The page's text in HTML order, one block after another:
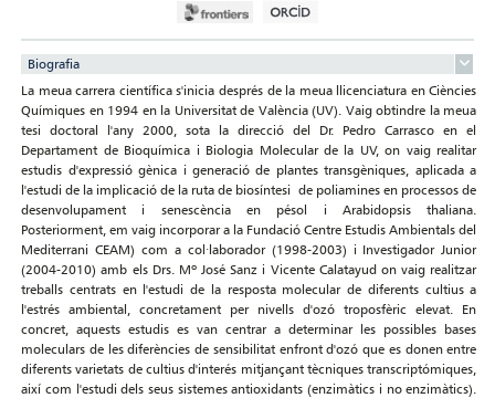
Biografia
La meua carrera científica s'inicia després de la meua llicenciatura en Ciències
Químiques en 1994 en la Universitat de València (UV). Vaig obtindre la meua
tesi doctoral l'any 2000, sota la direcció del Dr. Pedro Carrasco en el
Departament de Bioquímica i Biologia Molecular de la UV, on vaig realitar
estudis d'expressió gènica i generació de plantes transgèniques, aplicada a
l'estudi de la implicació de la ruta de biosíntesi de poliamines en processos de
desenvolupament i senescència en pésol i Arabidopsis thaliana.
Posteriorment, em vaig incorporar a la Fundació Centre Estudis Ambientals del
Mediterrani CEAM) com a col·laborador (1998-2003) i Investigador Junior
(2004-2010) amb els Drs. Mº José Sanz i Vicente Calatayud on vaig realitzar
treballs centrats en l'estudi de la resposta molecular de diferents cultius a
l'estrés ambiental, concretament per nivells d'ozó troposfèric elevat. En
concret, aquests estudis es van centrar a determinar les possibles bases
moleculars de les diferències de sensibilitat enfront d'ozó que es donen entre
diferents varietats de cultius d'interés mitjançant tècniques transcriptómiques,
així com l'estudi dels seus sistemes antioxidants (enzimàtics i no enzimàtics).